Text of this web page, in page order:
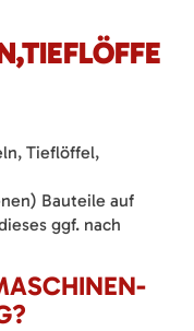
Tieflöffel,
Bauteile auf
ggf. nach